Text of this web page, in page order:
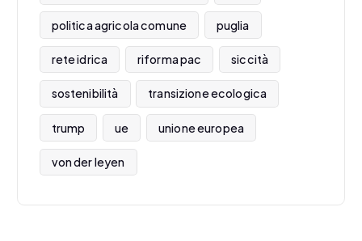
politica agricola comune puglia
rete idrica riforma pac siccità
sostenibilità transizione ecologica
trump ue unione europea
von der leyen